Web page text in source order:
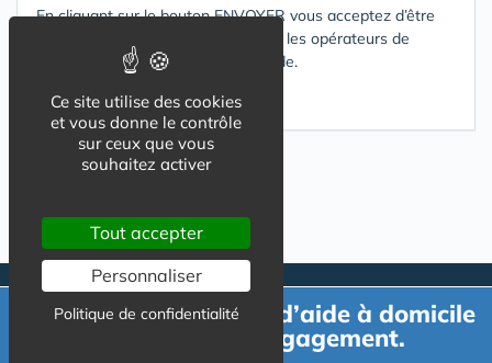
En cliquant sur le bouton ENVOYER vous acceptez d’être
contacté par mail ou téléphone par les opérateurs de
services répondant à votre demande.
Conditions d'utilisation
Demande de devis d’aide à domicile
gratuit et sans engagement.
Ce site utilise des cookies
et vous donne le contrôle
sur ceux que vous
souhaitez activer
Tout accepter
Personnaliser
Politique de confidentialité